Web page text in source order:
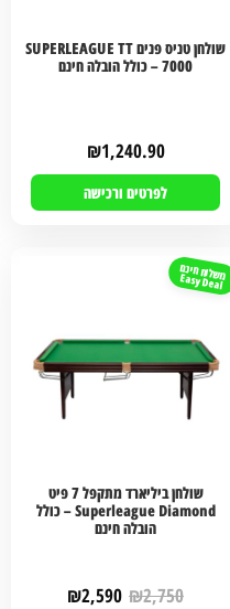
שולחן טניס פנים SUPERLEAGUE TT
7000 – כולל הובלה חינם
₪1,240.90
לפרטים ורכישה
משלוח חינם
Easy Deal
שולחן ביליארד מתקפל 7 פיט
Superleague Diamond – כולל
הובלה חינם
₪2,750
₪2,590